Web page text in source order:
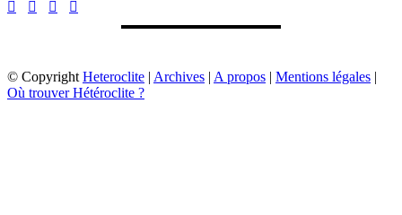
© Copyright Heteroclite | Archives | A propos | Mentions légales |
Où trouver Hétéroclite ?